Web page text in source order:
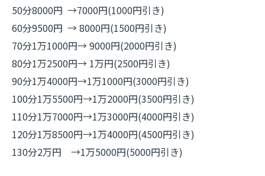
50分8000円 →7000円(1000円引き)
60分9500円 → 8000円(1500円引き)
70分1万1000円→ 9000円(2000円引き)
80分1万2500円→ 1万円(2500円引き)
90分1万4000円→1万1000円(3000円引き)
100分1万5500円→1万2000円(3500円引き)
110分1万7000円→1万3000円(4000円引き)
120分1万8500円→1万4000円(4500円引き)
130分2万円 →1万5000円(5000円引き)